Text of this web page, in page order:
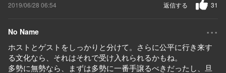
2019/06/28 06:54 31
返信する
No Name ...
ホストとゲストをしっかりと分けて。さらに公平に行き来す
る文化なら、それはそれで受け入れられるかもね。
多勢に無勢なら、まずは多勢に一番手譲るべきだったし、旦